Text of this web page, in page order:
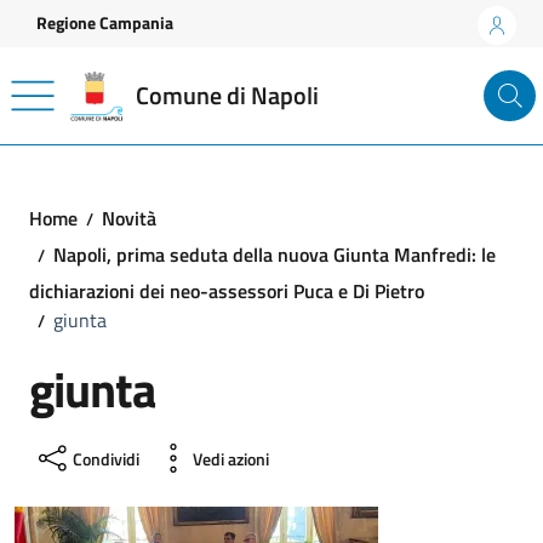
Vai ai contenuti
Vai al footer
Regione Campania
Comune di Napoli
Home
Novità
Napoli, prima seduta della nuova Giunta Manfredi: le
dichiarazioni dei neo-assessori Puca e Di Pietro
giunta
giunta
Condividi Vedi azioni